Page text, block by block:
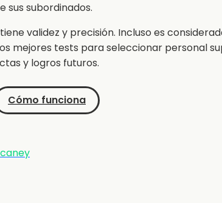
sus subordinados.
validez y precisión. Incluso es
mejores tests para seleccionar personal
y logros futuros.
Cómo funciona